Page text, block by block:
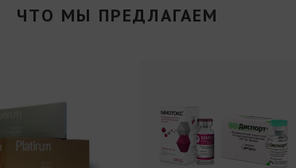
ЧТО МЫ ПРЕДЛАГАЕМ